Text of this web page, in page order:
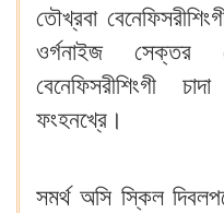
তৌখ্রবা
ওর্গনাইজ সেক্তর
বেনেফিসরীশিংগী
ফংহনখ্রে।
সমর্থ অসি স্কিল